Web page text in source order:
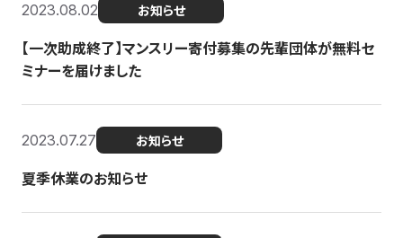
2023.08.02 お知らせ
【一次助成終了】マンスリー寄付募集の先輩団体が無料セ
ミナーを届けました
2023.07.27 お知らせ
夏季休業のお知らせ